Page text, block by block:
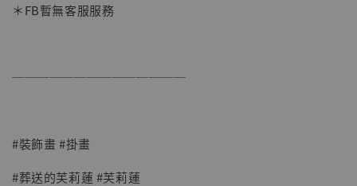
＊FB暫無客服服務
──────────────
#裝飾畫 #掛畫
#葬送的芙莉蓮 #芙莉蓮